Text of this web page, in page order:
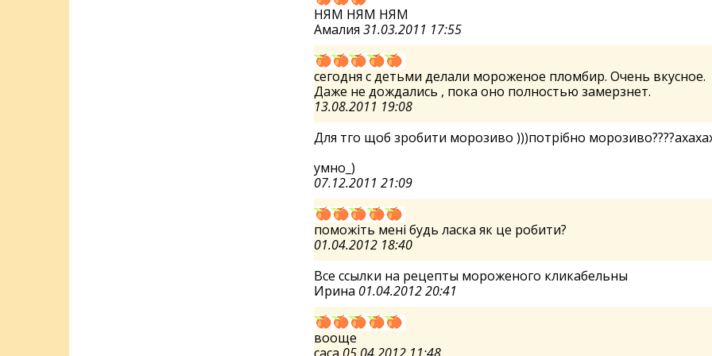
НЯМ НЯМ НЯМ
Амалия 31.03.2011 17:55
cегодня с детьми делали мороженое пломбир. Очень вкусное.
Даже не дождались , пока оно полностью замерзнет.
13.08.2011 19:08
Для тго щоб зробити морозиво )))потрібно
умно_)
07.12.2011 21:09
поможіть мені будь ласка як це робити?
01.04.2012 18:40
Все ссылки на рецепты мороженого кликабельны
Ирина 01.04.2012 20:41
вооще